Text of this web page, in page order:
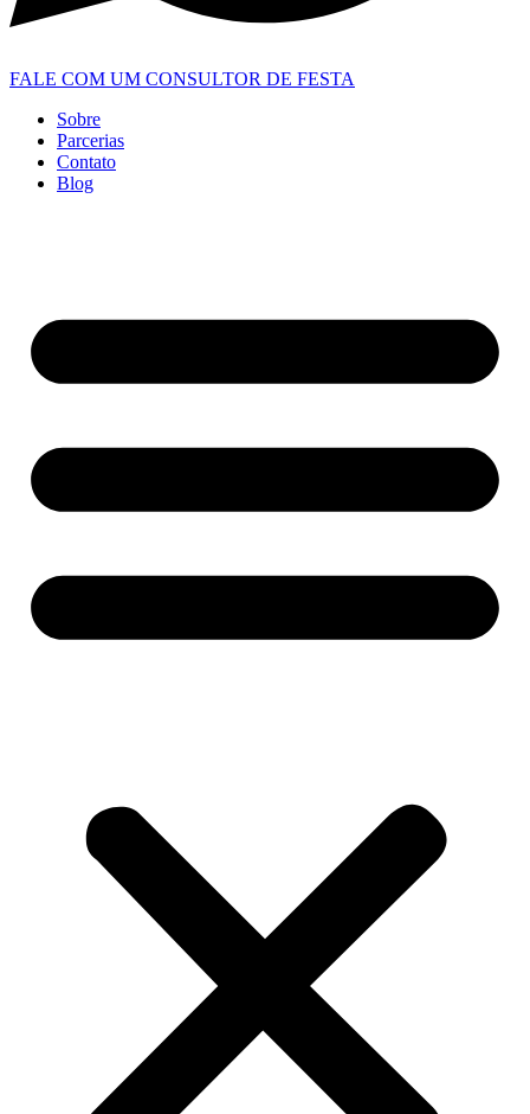
FALE COM UM CONSULTOR DE FESTA
Sobre
Parcerias
Contato
Blog